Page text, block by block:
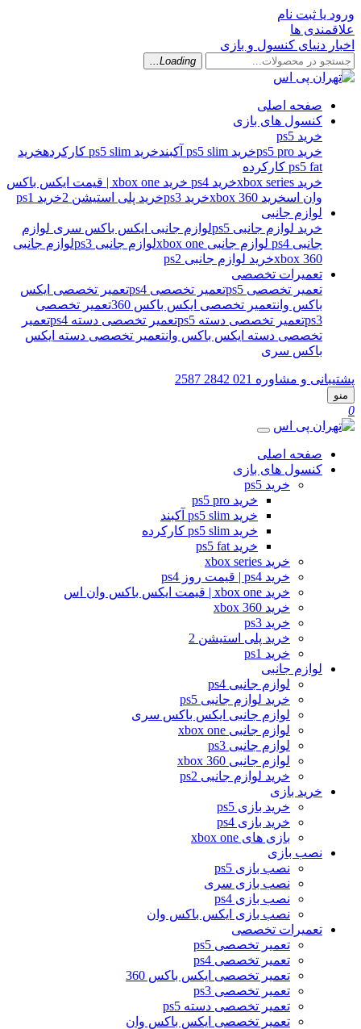
ورود یا ثبت نام
علاقمندی ها
اخبار دنیای کنسول و بازی
Loading...
صفحه اصلی
کنسول های بازی
خرید ps5
خرید ps5 pro
خرید ps5 slim آکبند خرید ps5 slim کارکرده
خرید
ps5 fat کارکرده
خرید xbox series
خرید ps4
خرید xbox one | قیمت ایکس باکس
وان اسخرید xbox 360 خرید ps3 خرید پلی استیشن 2
خرید ps1
لوازم جانبی
خرید لوازم جانبی ps5
لوازم جانبی ایکس باکس سری لوازم
جانبی ps4
لوازم جانبی xbox one لوازم جانبی ps3
لوازم جانبی
xbox 360خرید لوازم جانبی ps2
تعمیرات تخصصی
تعمیر تخصصی ps5
تعمیر تخصصی ps4
تعمیر تخصصی ایکس
باکس وانتعمیر تخصصی ایکس باکس 360
تعمیر تخصصی
ps3تعمیر تخصصی دسته ps5 تعمیر تخصصی دسته ps4
تعمیر
تخصصی دسته ایکس باکس وانتعمیر تخصصی دسته ایکس
باکس سری
پشتیبانی و مشاوره 021 2842 2587
منو
0
صفحه اصلی
کنسول های بازی
خرید ps5
خرید ps5 pro
خرید ps5 slim آکبند
خرید ps5 slim کارکرده
خرید ps5 fat
خرید xbox series
خرید ps4 | قیمت روز ps4
خرید xbox one | قیمت ایکس باکس وان اس
خرید xbox 360
خرید ps3
خرید پلی استیشن 2
خرید ps1
لوازم جانبی
لوازم جانبی ps4
خرید لوازم جانبی ps5
لوازم جانبی ایکس باکس سری
لوازم جانبی xbox one
لوازم جانبی ps3
لوازم جانبی xbox 360
خرید لوازم جانبی ps2
خرید بازی
خرید بازی ps5
خرید بازی ps4
بازی های xbox one
نصب بازی
نصب بازی ps5
نصب بازی سری
نصب بازی ps4
نصب بازی ایکس باکس وان
تعمیرات تخصصی
تعمیر تخصصی ps5
تعمیر تخصصی ps4
تعمیر تخصصی ایکس باکس 360
تعمیر تخصصی ps3
تعمیر تخصصی دسته ps5
تعمیر تخصصی ایکس باکس وان